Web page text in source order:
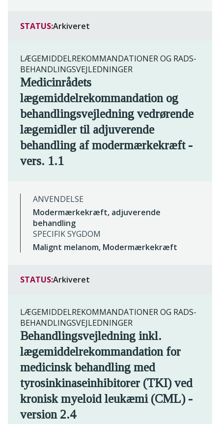
STATUS:Arkiveret
LÆGEMIDDELREKOMMANDATIONER OG RADS-
BEHANDLINGSVEJLEDNINGER
Medicinrådets
lægemiddelrekommandation og
behandlingsvejledning vedrørende
lægemidler til adjuverende
behandling af modermærkekræft -
vers. 1.1
ANVENDELSE
Modermærkekræft, adjuverende
behandling
SPECIFIK SYGDOM
Malignt melanom, Modermærkekræft
STATUS:Arkiveret
LÆGEMIDDELREKOMMANDATIONER OG RADS-
BEHANDLINGSVEJLEDNINGER
Behandlingsvejledning inkl.
lægemiddelrekommandation for
medicinsk behandling med
tyrosinkinaseinhibitorer (TKI) ved
kronisk myeloid leukæmi (CML) -
version 2.4